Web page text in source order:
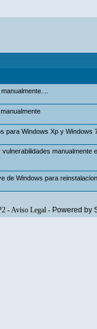
para Windows Xp y Windows
manualmente
de Windows para
-Aviso Legal- Powered by